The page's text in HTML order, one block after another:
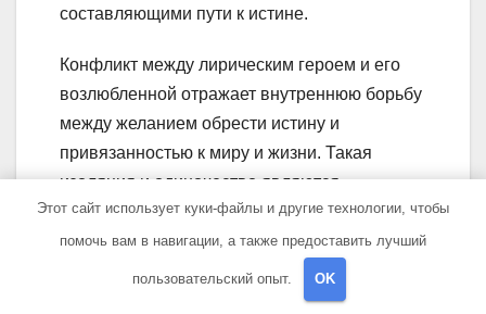
составляющими пути к истине.
Конфликт между лирическим героем и его
возлюбленной отражает внутреннюю борьбу
между желанием обрести истину и
привязанностью к миру и жизни. Такая
изоляция и одиночество являются
необходимыми этапами на пути к духовному
прозрению и осознанию истины, которую
герой стремится найти.
Этот сайт использует куки-файлы и другие технологии, чтобы
помочь вам в навигации, а также предоставить лучший
пользовательский опыт. OK